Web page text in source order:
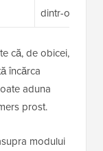
dintr-o
că, de obicei,
încărca
aduna
prost.
modului